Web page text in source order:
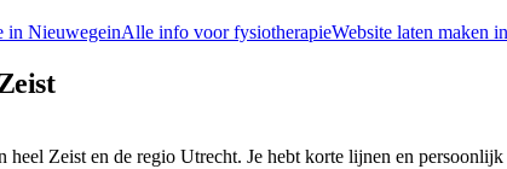
in NieuwegeinAlle info voorfysiotherapieWebsite laten maken in
Zeist en de regio Utrecht. Je hebt korte lijnen en